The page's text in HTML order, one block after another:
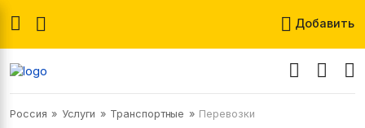
Добавить
Россия Услуги Транспортные Перевозки